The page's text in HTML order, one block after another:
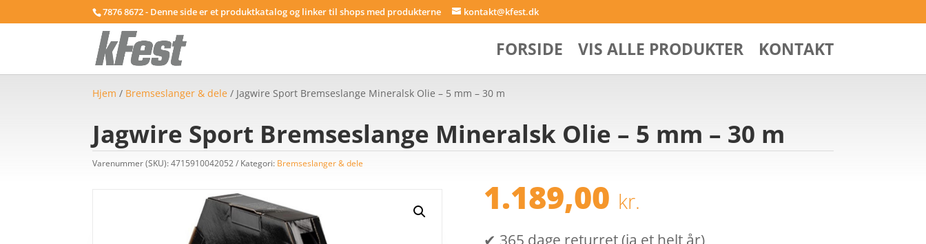
7876 8672 - Denne side er et produktkatalog og linker til shops med produkterne kontakt@kfest.dk
FORSIDE VIS ALLE PRODUKTER KONTAKT
Hjem / Bremseslanger & dele / Jagwire Sport Bremseslange Mineralsk Olie – 5 mm – 30 m
Jagwire Sport Bremseslange Mineralsk Olie – 5 mm – 30 m
Varenummer (SKU):4715910042052 Kategori: Bremseslanger & dele
1.189,00 kr.
✔ 365 dage returret (ja et helt år)